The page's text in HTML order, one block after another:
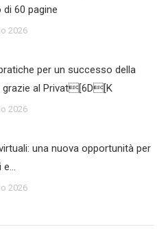
60 pagine
2026
per un successo della
grazie al Privat[6D[K
2026
una nuova opportunità per
e…
2026